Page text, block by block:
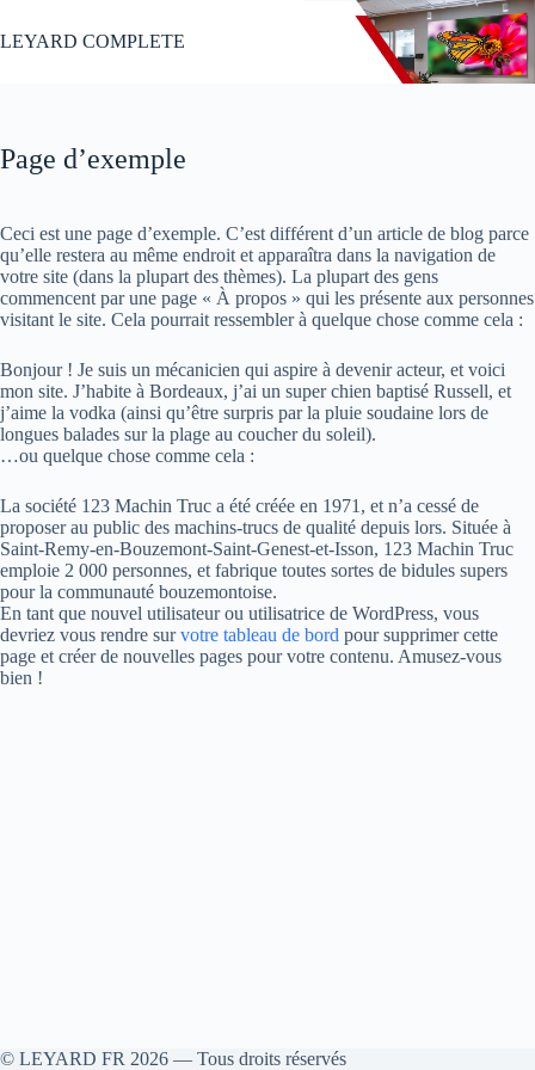
au
contenu
LEYARD COMPLETE
Page d’exemple
Ceci est une page d’exemple. C’est différent d’un article de blog parce
qu’elle restera au même endroit et apparaîtra dans la navigation de
votre site (dans la plupart des thèmes). La plupart des gens
commencent par une page « À propos » qui les présente aux personnes
visitant le site. Cela pourrait ressembler à quelque chose comme cela :
Bonjour ! Je suis un mécanicien qui aspire à devenir acteur, et voici
mon site. J’habite à Bordeaux, j’ai un super chien baptisé Russell, et
j’aime la vodka (ainsi qu’être surpris par la pluie soudaine lors de
longues balades sur la plage au coucher du soleil).
…ou quelque chose comme cela :
La société 123 Machin Truc a été créée en 1971, et n’a cessé de
proposer au public des machins-trucs de qualité depuis lors. Située à
Saint-Remy-en-Bouzemont-Saint-Genest-et-Isson, 123 Machin Truc
emploie 2 000 personnes, et fabrique toutes sortes de bidules supers
pour la communauté bouzemontoise.
En tant que nouvel utilisateur ou utilisatrice de WordPress, vous
devriez vous rendre survotre tableau de bord pour supprimer cette
page et créer de nouvelles pages pour votre contenu. Amusez-vous
bien !
© LEYARD FR 2026 — Tous droits réservés